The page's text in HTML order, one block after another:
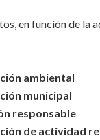
en función de la
ambiental
municipal
responsable
de actividad